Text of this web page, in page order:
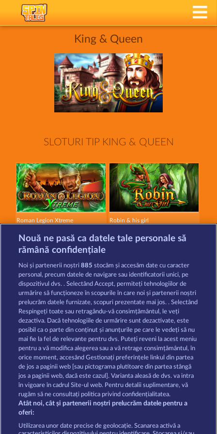
King & Queen
SLOTURI TIP KING & QUEEN
Roman Legion Xtreme Robin & his girl
Mallorca Wilds Roman Legion
Termeni și condiții
Declarație de confidențialitate
Asistență tehnică Firmă
Întrebări frecvente Program de afiliere
Nouă ne pasă ca datele tale personale să
rămână confidențiale
Noi și partenerii noștri885 stocăm și accesăm date cu caracter
personal, precum datele de navigare sau identificatorii unici, pe
dispozitivul dvs. . Selectând Accept, permiteți tehnologiilor de
urmărire să funcționeze în scopurile în care noi și partenerii noștri
prelucrăm datele furnizate, scopuri prezentate mai jos. . Selectând
Respingeți toate sau retragându-vă consimțământul, le veți
dezactiva. Dacă tehnologiile de urmărire sunt dezactivate, este
posibil ca o parte din conținut și anunțurile pe care le vedeți să nu
mai fie la fel de relevante pentru dvs. Puteți reveni la acest meniu
pentru a vă modifica alegerea sau a vă retrage consimțământul, în
orice moment, accesând Gestionați preferințele linkul din partea
de jos a paginii web [sau pictograma plutitoare din partea stângă
jos a paginii web, dacă este cazul]. Varianta aleasă de dvs. va intra
în vigoare în cadrul Site-ul web. Pentru detalii suplimentare, vă
rugăm să ne consultați politica privind confidențialitatea.
Atât noi, cât și partenerii noștri prelucrăm datele pentru a
oferi:
Utilizarea unor date precise de geolocație. Scanarea activă a